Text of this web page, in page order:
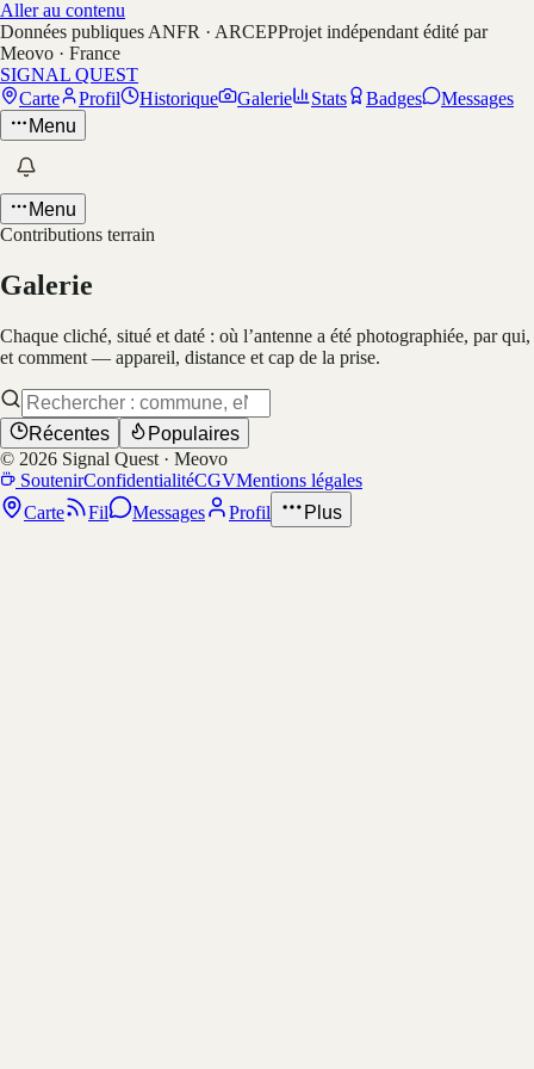
Aller au contenu
Données publiques ANFR · ARCEPProjet indépendant édité par
Meovo · France
SIGNAL QUEST
Carte
Profil Historique Galerie Stats Badges
Messages
Menu
Menu
Contributions terrain
Galerie
Chaque cliché, situé et daté : où l’antenne a été photographiée, par qui,
et comment — appareil, distance et cap de la prise.
Récentes
Populaires
© 2026 Signal Quest · Meovo
SoutenirConfidentialitéCGVMentions légales
Carte
Fil Messages Profil Plus